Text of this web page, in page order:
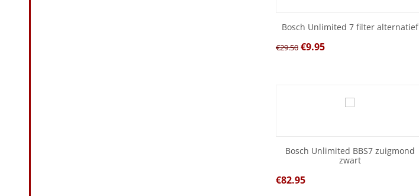
Bosch Unlimited 7 filter alternatief
€29.50 €9.95
Bosch Unlimited BBS7 zuigmond
zwart
€82.95